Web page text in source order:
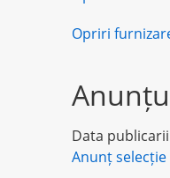
Opriri
Data
Anunț selecție